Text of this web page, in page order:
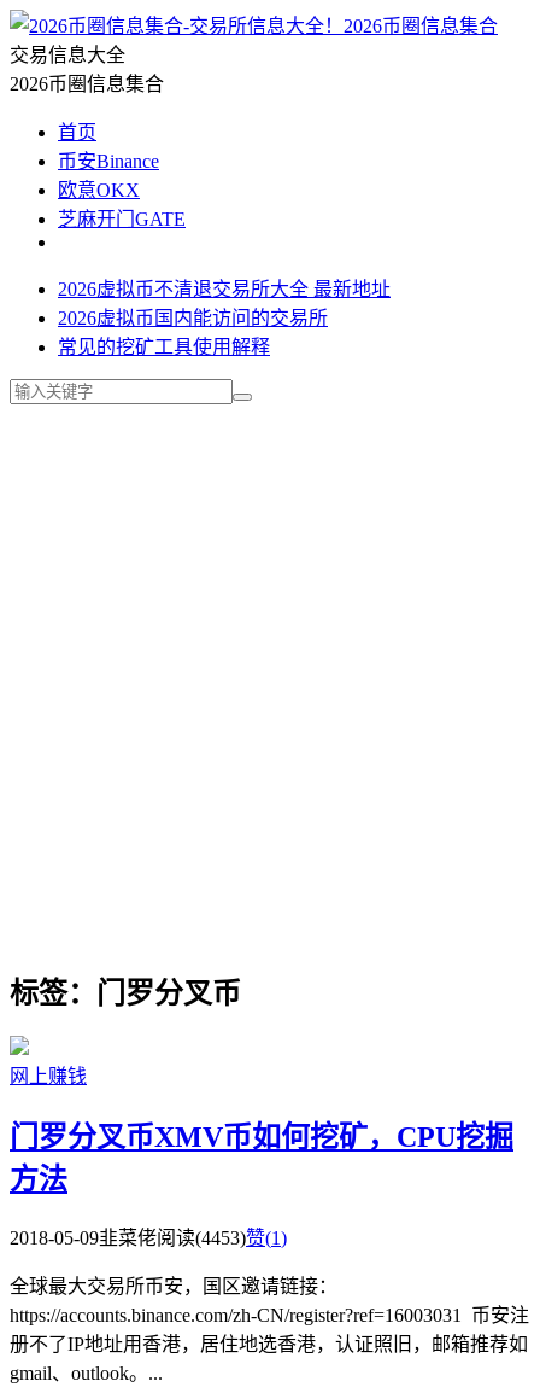
2026币圈信息集合
交易信息大全
2026币圈信息集合
首页
币安Binance
欧意OKX
芝麻开门GATE
2026虚拟币不清退交易所大全 最新地址
2026虚拟币国内能访问的交易所
常见的挖矿工具使用解释
标签：门罗分叉币
网上赚钱
门罗分叉币XMV币如何挖矿，CPU挖掘
方法
2018-05-09韭菜佬阅读(4453)赞(1)
全球最大交易所币安，国区邀请链接：
https://accounts.binance.com/zh-CN/register?ref=16003031 币安注
册不了IP地址用香港，居住地选香港，认证照旧，邮箱推荐如
gmail、outlook。...